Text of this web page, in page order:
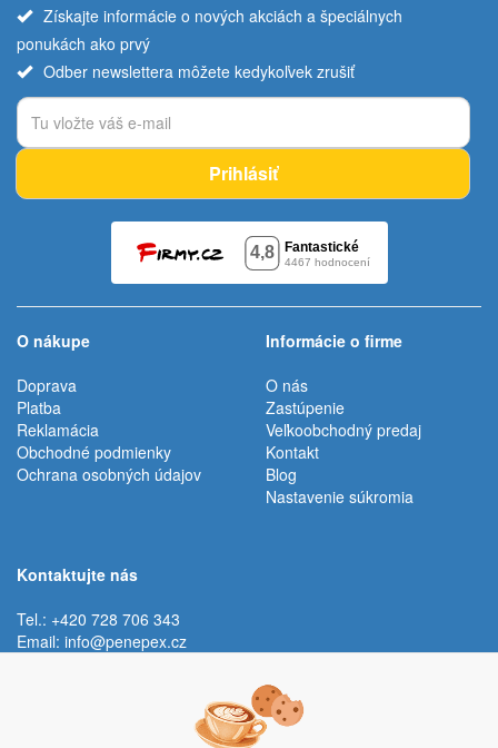
Získajte informácie o nových akciách a špeciálnych
ponukách ako prvý
Odber newslettera môžete kedykoľvek zrušiť
Prihlásiť
O nákupe
Doprava
Platba
Reklamácia
Obchodné podmienky
Ochrana osobných údajov
Informácie o firme
O nás
Zastúpenie
Veľkoobchodný predaj
Kontakt
Blog
Nastavenie súkromia
Kontaktujte nás
Tel.: +420 728 706 343
Email: info@penepex.cz
Trávník 2076, 686 03 Staré Město